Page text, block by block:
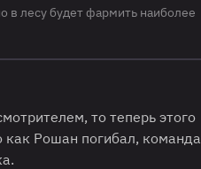
в лесу будет фармить наиболее
то теперь этого
как Рошан погибал, команда